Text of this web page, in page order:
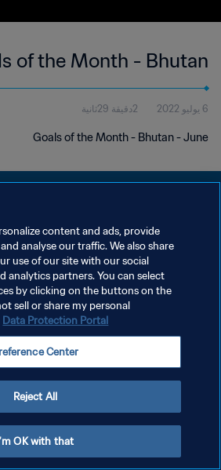
of the Month - Bhutan
6 يوليو 2022 2دقيقة 29ثانية
Goals of the Month - Bhutan - June
سياسة الخصوصية
إدارة تفضيلات ملفات تعريف الارتباط
content and ads, provide
analyse our traffic. We also share
use of our site with our social
analytics partners. You can select
by clicking on the buttons on the
sell or share my personal
Data Protection Portal
Center
Reject All
OK with that